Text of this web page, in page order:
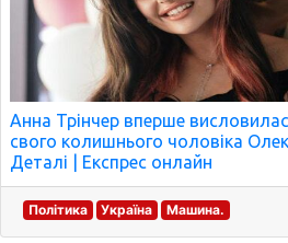
Анна Трінчер вперше
свого колишнього чоловіка
Деталі | Експрес онлайн
Політика Україна Машина.